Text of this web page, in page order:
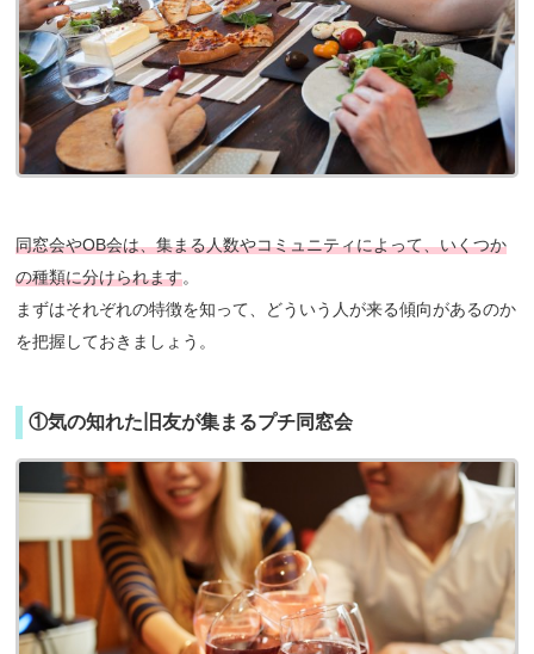
同窓会やOB会は、集まる人数やコミュニティによって、いくつか
の種類に分けられます。
まずはそれぞれの特徴を知って、どういう人が来る傾向があるのか
を把握しておきましょう。
①気の知れた旧友が集まるプチ同窓会